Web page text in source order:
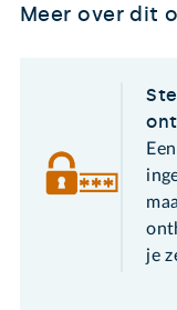
Meer over dit
je